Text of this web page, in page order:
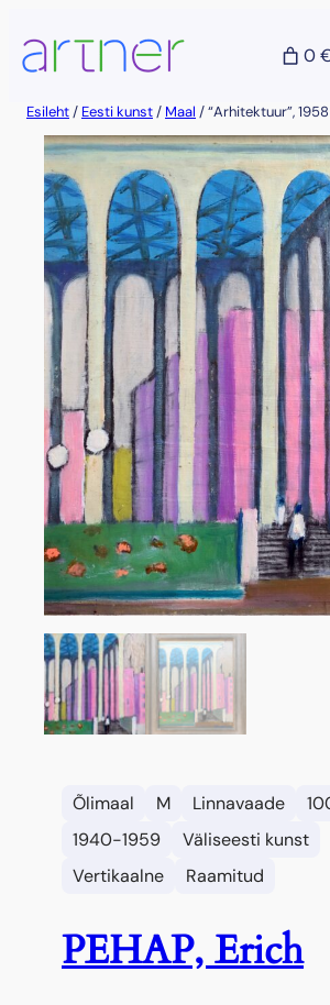
sisu
juurde
0
Esileht/ Eesti kunst/ Maal / “Arhitektuur”, 1958
Õlimaal M Linnavaade
1940-1959
Väliseesti kunst
Vertikaalne
Raamitud
PEHAP, Erich